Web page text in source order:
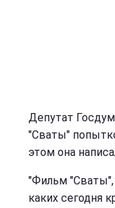
Депутат
"Сваты"
этом она
"Фильм "Сваты",
каких сегодня